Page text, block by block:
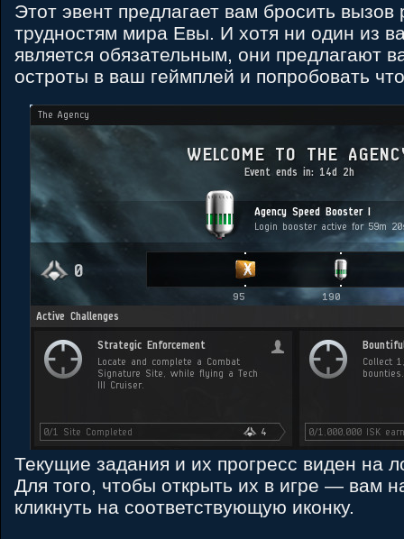
Этот эвент предлагает вам бросить
трудностям мира Евы. И хотя ни один из
является обязательным, они предлагают
остроты в ваш геймплей и попробовать
Текущие задания и их прогресс виден на
Для того, чтобы открыть их в игре — вам
кликнуть на соответствующую иконку.